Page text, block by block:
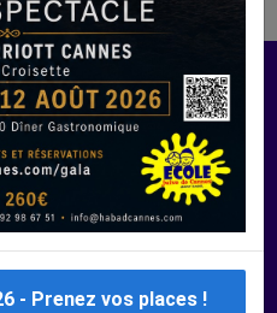
Mercredi 12 Août 2026 - Prenez vos places !